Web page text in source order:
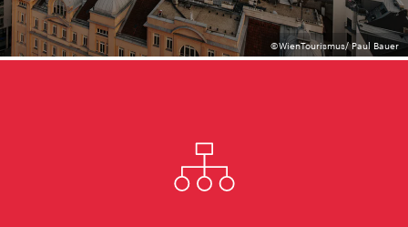
©WienTourismus/ Paul Bauer